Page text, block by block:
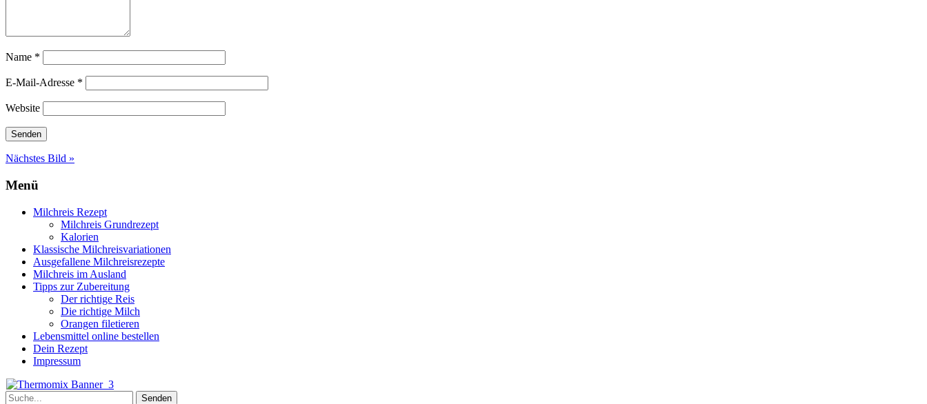
Name *
E-Mail-Adresse *
Website
Nächstes Bild »
Menü
Milchreis Rezept
Milchreis Grundrezept
Kalorien
Klassische Milchreisvariationen
Ausgefallene Milchreisrezepte
Milchreis im Ausland
Tipps zur Zubereitung
Der richtige Reis
Die richtige Milch
Orangen filetieren
Lebensmittel online bestellen
Dein Rezept
Impressum